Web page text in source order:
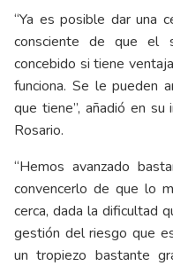
“Ya es posible dar una
consciente de que el
concebido si tiene
funciona. Se le pueden
que tiene”, añadió en
Rosario.
“Hemos avanzado
convencerlo de que lo
cerca, dada la dificultad
gestión del riesgo que
un tropiezo bastante